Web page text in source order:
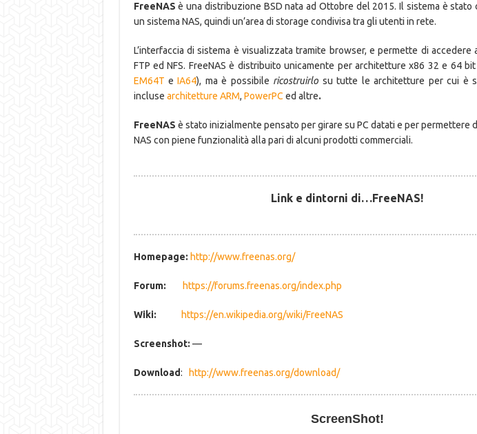
FreeNAS è una distribuzione BSD nata ad Ottobre del 2015. Il sistema è stato
un sistema NAS, quindi un’area di storage condivisa tra gli utenti in rete.
L’interfaccia di sistema è visualizzata tramite browser, e permette di accedere
FTP ed NFS. FreeNAS è distribuito unicamente per architetture x86 32 e 64 bit
EM64T eIA64), ma è possibile ricostruirlo su tutte le architetture per cui è
incluse architetture ARM, PowerPC ed altre.
FreeNAS è stato inizialmente pensato per girare su PC datati e per permettere
NAS con piene funzionalità alla pari di alcuni prodotti commerciali.
Link e dintorni di…FreeNAS!
Homepage: http://www.freenas.org/
Forum: https://forums.freenas.org/index.php
Wiki: https://en.wikipedia.org/wiki/FreeNAS
Screenshot: —
Download: http://www.freenas.org/download/
ScreenShot!